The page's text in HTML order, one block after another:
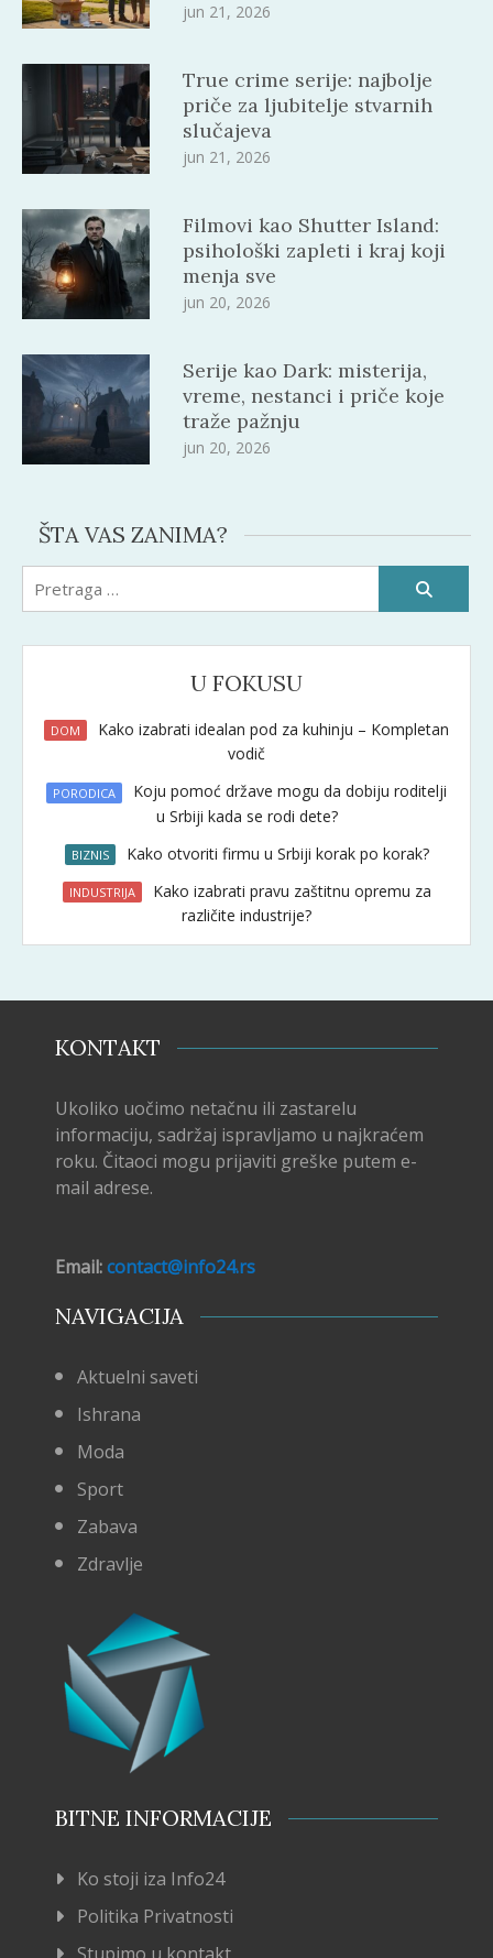
jun 21, 2026
True crime serije: najbolje
priče za ljubitelje stvarnih
slučajeva
jun 21, 2026
Filmovi kao Shutter Island:
psihološki zapleti i kraj koji
menja sve
jun 20, 2026
Serije kao Dark: misterija,
vreme, nestanci i priče koje
traže pažnju
jun 20, 2026
ŠTA VAS ZANIMA?
U FOKUSU
DOM
Kako izabrati idealan pod za kuhinju – Kompletan
vodič
PORODICA
Koju pomoć države mogu da dobiju roditelji
u Srbiji kada se rodi dete?
BIZNIS Kako otvoriti firmu u Srbiji korak po korak?
INDUSTRIJA
Kako izabrati pravu zaštitnu opremu za
različite industrije?
KONTAKT
Ukoliko uočimo netačnu ili zastarelu
informaciju, sadržaj ispravljamo u najkraćem
roku. Čitaoci mogu prijaviti greške putem e-
mail adrese.
Email:contact@info24.rs
NAVIGACIJA
Aktuelni saveti
Ishrana
Moda
Sport
Zabava
Zdravlje
BITNE INFORMACIJE
Ko stoji iza Info24
Politika Privatnosti